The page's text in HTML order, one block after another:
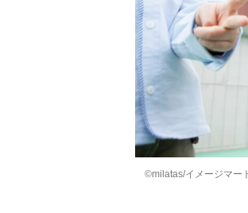
©milatas/イメージマー